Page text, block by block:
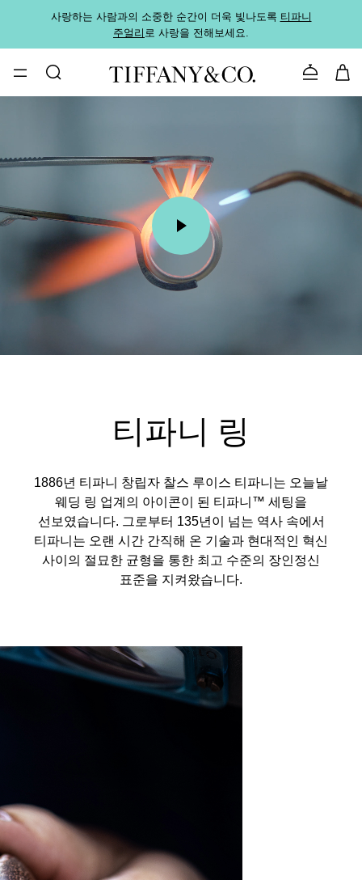
사랑하는 사람과의 소중한 순간이 더욱 빛나도록 티파니
주얼리로 사랑을 전해보세요.
문의하기
티파니 링
1886년 티파니 창립자 찰스 루이스 티파니는 오늘날
웨딩 링 업계의 아이콘이 된 티파니™ 세팅을
선보였습니다. 그로부터 135년이 넘는 역사 속에서
티파니는 오랜 시간 간직해 온 기술과 현대적인 혁신
사이의 절묘한 균형을 통한 최고 수준의 장인정신
표준을 지켜왔습니다.